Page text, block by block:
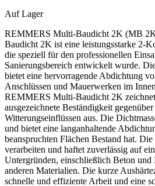
Auf Lager
REMMERS Multi-Baudicht 2K (MB
Baudicht 2K ist eine leistungsstarke 2-
die speziell für den professionellen
Sanierungsbereich entwickelt wurde.
bietet eine hervorragende Abdichtung
Anschlüssen und Mauerwerken im
REMMERS Multi-Baudicht 2K
ausgezeichnete Beständigkeit
Witterungseinflüssen aus. Die
und bietet eine langanhaltende
beanspruchten Flächen Bestand hat.
verarbeiten und haftet zuverlässig auf
Untergründen, einschließlich Beton
anderen Materialien. Die kurze
schnelle und effiziente Arbeit und eine